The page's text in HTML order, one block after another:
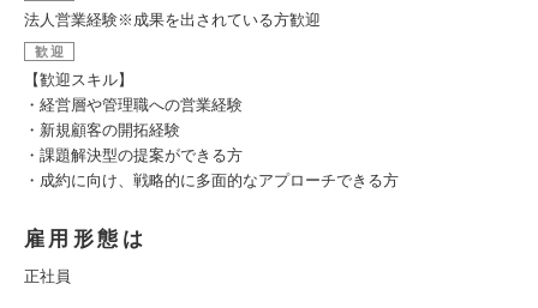
法人営業経験※成果を出されている方歓迎
歓迎
【歓迎スキル】
・経営層や管理職への営業経験
・新規顧客の開拓経験
・課題解決型の提案ができる方
・成約に向け、戦略的に多面的なアプローチできる方
雇用形態は
正社員